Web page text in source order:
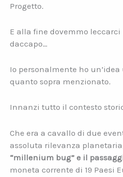
Progetto.
E alla fine dovemmo
daccapo…
Io personalmente ho un’idea
quanto sopra menzionato.
Innanzi tutto il contesto
Che era a cavallo di due
assoluta rilevanza
“millenium bug” e il
moneta corrente di 19 Paesi